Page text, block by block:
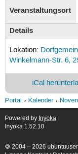
Veranstaltungsort
Details
Lokation:
Winkelmann-Str. 6,
iCal
Portal Kalender
Powered by Inyoka
Inyoka 1.52.10
🄯 2004 – 2026